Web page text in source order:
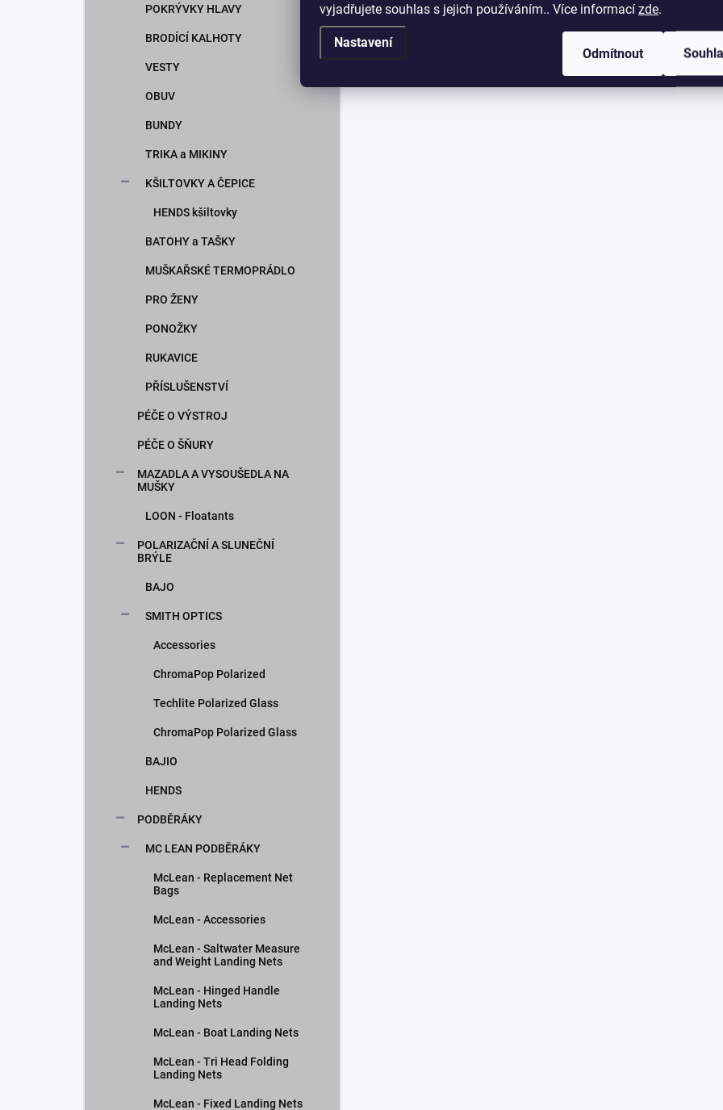
vyjadřujete souhlas s jejich používáním.. Více informací zde.
Nastavení
Odmítnout
POKRÝVKY HLAVY
BRODÍCÍ KALHOTY
VESTY
OBUV
BUNDY
TRIKA a MIKINY
KŠILTOVKY A ČEPICE
HENDS kšiltovky
BATOHY a TAŠKY
MUŠKAŘSKÉ TERMOPRÁDLO
PRO ŽENY
PONOŽKY
RUKAVICE
PŘÍSLUŠENSTVÍ
PÉČE O VÝSTROJ
PÉČE O ŠŇURY
MAZADLA A VYSOUŠEDLA NA
MUŠKY
LOON - Floatants
POLARIZAČNÍ A SLUNEČNÍ
BRÝLE
BAJO
SMITH OPTICS
Accessories
ChromaPop Polarized
Techlite Polarized Glass
ChromaPop Polarized Glass
BAJIO
HENDS
PODBĚRÁKY
MC LEAN PODBĚRÁKY
McLean - Replacement Net
Bags
McLean - Accessories
McLean - Saltwater Measure
and Weight Landing Nets
McLean - Hinged Handle
Landing Nets
McLean - Boat Landing Nets
McLean - Tri Head Folding
Landing Nets
McLean - Fixed Landing Nets